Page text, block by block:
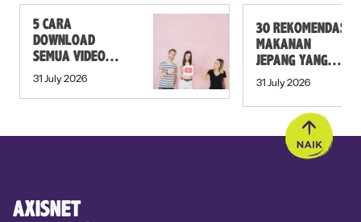
5 CARA
DOWNLOAD
SEMUA VIDEO
DALAM PLAYLIST
31 July 2026
30 REKOMENDASI
MAKANAN
JEPANG YANG
MUST TRY SELAIN
31 July 2026
AXISNET